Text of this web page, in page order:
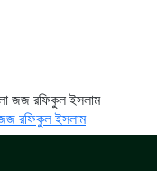
জজ রফিকুল ইসলাম